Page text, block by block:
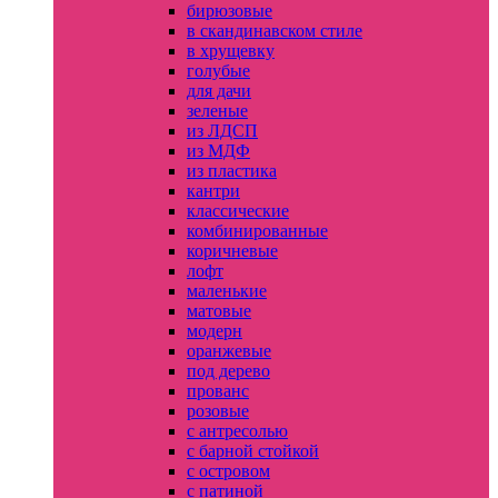
бирюзовые
в скандинавском стиле
в хрущевку
голубые
для дачи
зеленые
из ЛДСП
из МДФ
из пластика
кантри
классические
комбинированные
коричневые
лофт
маленькие
матовые
модерн
оранжевые
под дерево
прованс
розовые
с антресолью
с барной стойкой
с островом
с патиной